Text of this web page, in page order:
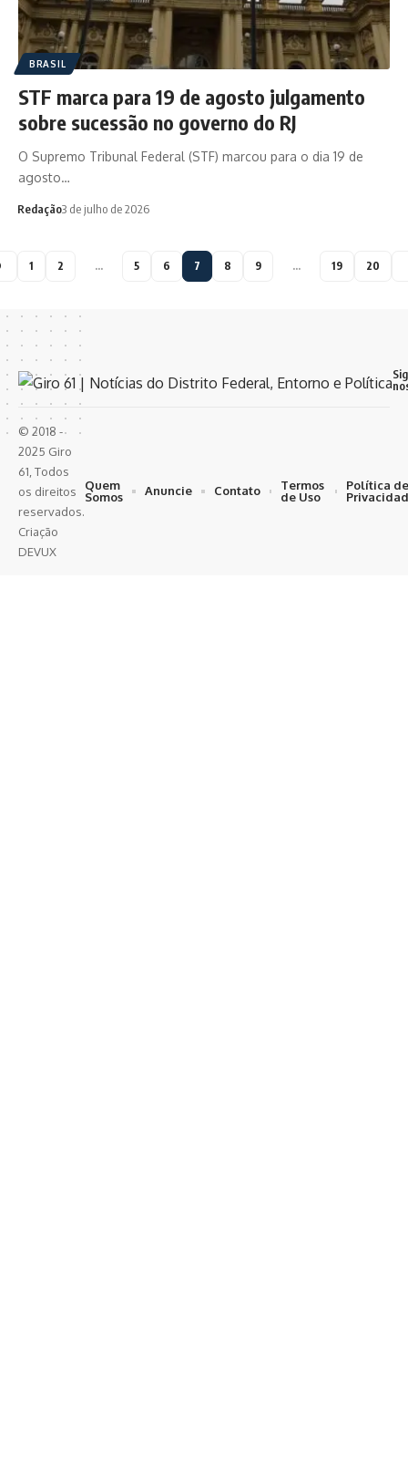
BRASIL
STF marca para 19 de agosto julgamento
sobre sucessão no governo do RJ
O Supremo Tribunal Federal (STF) marcou para o dia 19 de
agosto…
Redação3 de julho de 2026
1 2 … 5 6 7 8 9 … 19 20
© 2018 -
2025 Giro
61, Todos
os direitos
reservados.
Criação
DEVUX
Quem
Somos
Anuncie Contato
Termos
de Uso
Política